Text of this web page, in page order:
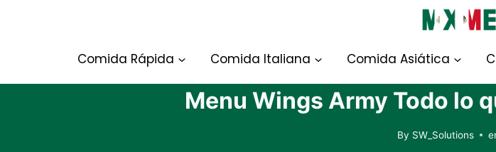
Comida Rápida Comida Italiana Comida Asiática
Menu Wings Army Todo lo
By SW_Solutions